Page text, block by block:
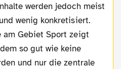
werden jedoch meist
wenig konkretisiert.
am Gebiet Sport zeigt
so gut wie keine
und nur die zentrale